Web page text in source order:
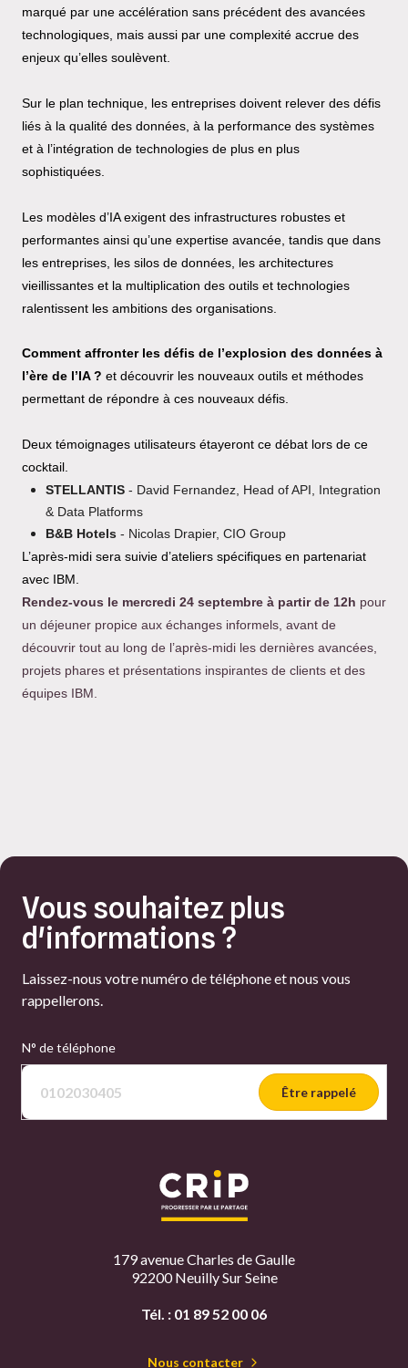
marqué par une accélération sans précédent des avancées
technologiques, mais aussi par une complexité accrue des
enjeux qu’elles soulèvent.
Sur le plan technique, les entreprises doivent relever des défis
liés à la qualité des données, à la performance des systèmes
et à l’intégration de technologies de plus en plus
sophistiquées.
Les modèles d’IA exigent des infrastructures robustes et
performantes ainsi qu’une expertise avancée, tandis que dans
les entreprises, les silos de données, les architectures
vieillissantes et la multiplication des outils et technologies
ralentissent les ambitions des organisations.
Comment affronter les défis de l’explosion des données à
l’ère de l’IA ? et découvrir les nouveaux outils et méthodes
permettant de répondre à ces nouveaux défis.
Deux témoignages utilisateurs étayeront ce débat lors de ce
cocktail.
STELLANTIS - David Fernandez, Head of API, Integration
& Data Platforms
B&B Hotels - Nicolas Drapier, CIO Group
L’après-midi sera suivie d’ateliers spécifiques en partenariat
avec IBM.
Rendez-vous le mercredi 24 septembre à partir de 12h pour
un déjeuner propice aux échanges informels, avant de
découvrir tout au long de l’après-midi les dernières avancées,
projets phares et présentations inspirantes de clients et des
équipes IBM.
Vous souhaitez plus
d'informations ?
Laissez-nous votre numéro de téléphone et nous vous
rappellerons.
N° de téléphone
Être rappelé
179 avenue Charles de Gaulle
92200 Neuilly Sur Seine
Tél. : 01 89 52 00 06
Nous contacter